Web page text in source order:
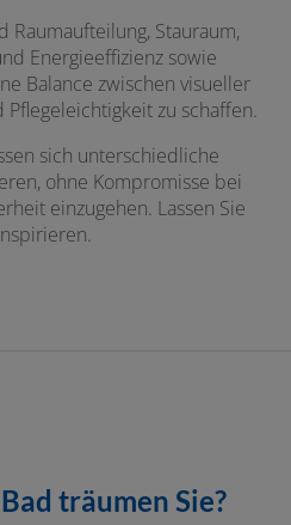
Raumaufteilung, Stauraum,
Energieeffizienz sowie
Balance zwischen visueller
zu schaffen.
sich unterschiedliche
ohne Kompromisse bei
einzugehen. Lassen Sie
träumen Sie?